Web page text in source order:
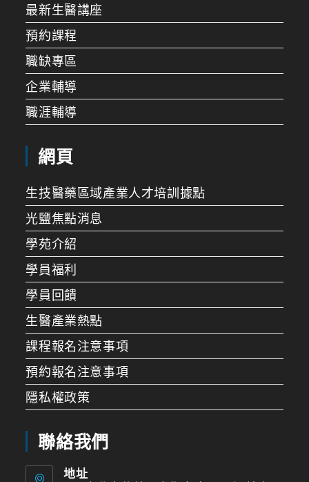
最新生醫講座
預約課程
職缺專區
企業輔導
職涯輔導
網頁
生技醫藥區域產業人才培訓據點
光鹽焦點消息
學苑介紹
學員福利
學員回饋
生醫產業熱點
課程報名注意事項
預約報名注意事項
隱私權政策
聯絡我們
地址